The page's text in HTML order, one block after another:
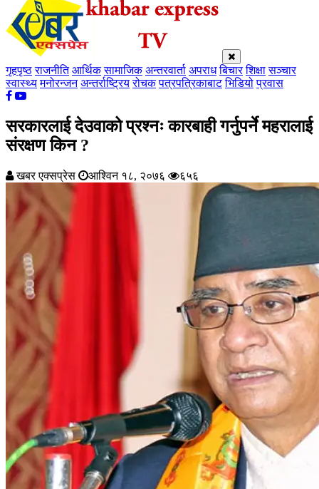
गृहपृष्ठ राजनीति आर्थिक सामाजिक अन्तरवार्ता अपराध बिचार शिक्षा सञ्चार
स्वास्थ्य मनोरन्जन अन्तर्राष्ट्रिय रोचक पत्रपत्रिकाबाट भिडियो प्रवास
सरकारलाई देउवाको प्रश्नः कारबाही गर्नुपर्ने महरालाई
संरक्षण किन ?
खबर एक्सप्रेस आश्विन १८, २०७६ ६५६